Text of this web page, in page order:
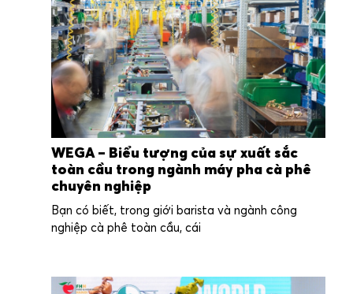
WEGA – Biểu tượng của sự xuất sắc
toàn cầu trong ngành máy pha cà phê
chuyên nghiệp
Bạn có biết, trong giới barista và ngành công
nghiệp cà phê toàn cầu, cái